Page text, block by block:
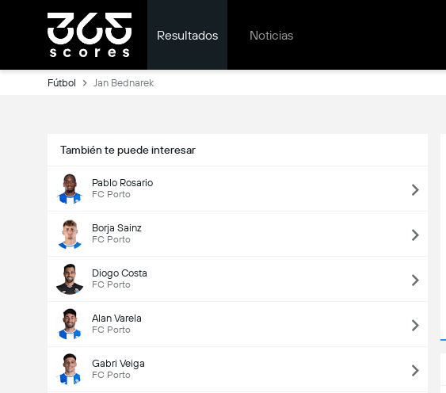
Resultados Noticias
Fútbol Jan Bednarek
También te puede interesar
Pablo Rosario
FC Porto
Borja Sainz
FC Porto
Diogo Costa
FC Porto
Alan Varela
FC Porto
Gabri Veiga
FC Porto